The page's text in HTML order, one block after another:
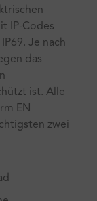
IP-Codes
Je nach
das
ist. Alle
EN
zwei